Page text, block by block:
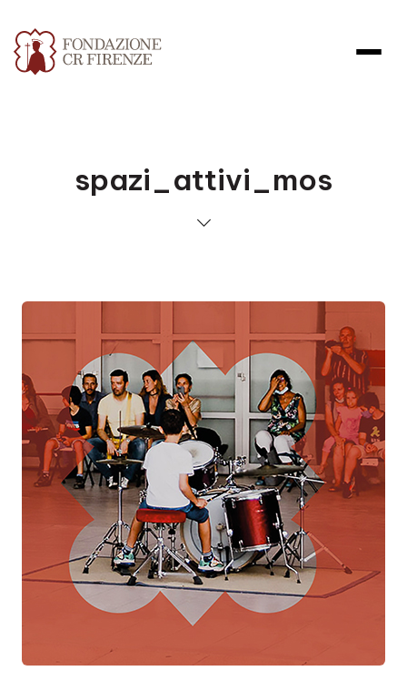
spazi_attivi_mos